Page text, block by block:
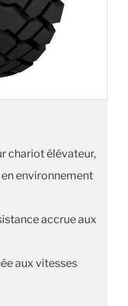
chariot élévateur,
environnement
accrue aux
aux vitesses